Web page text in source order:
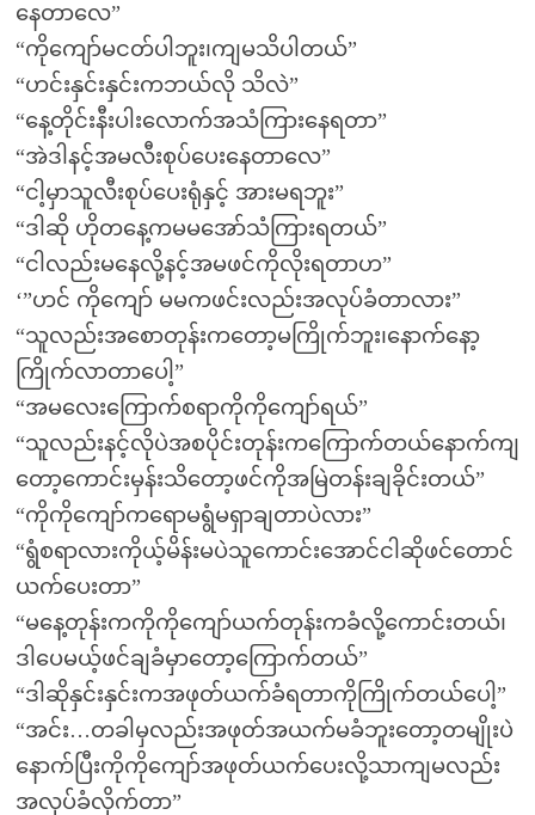
နေတာလေ”
“ကိုကျော်မငတ်ပါဘူး၊ကျမသိပါတယ်”
“ဟင်းနှင်းနှင်းကဘယ်လို သိလဲ”
“နေ့တိုင်းနီးပါးလောက်အသံကြားနေရတာ”
“အဲဒါနင့်အမလီးစုပ်ပေးနေတာလေ”
“ငါ့မှာသူလီးစုပ်ပေးရုံနှင့် အားမရဘူး”
“ဒါဆို ဟိုတနေ့ကမမအော်သံကြားရတယ်”
“ငါလည်းမနေလို့နင့်အမဖင်ကိုလိုးရတာဟ”
‘”ဟင် ကိုကျော် မမကဖင်းလည်းအလုပ်ခံတာလား”
“သူလည်းအစောတုန်းကတော့မကြိုက်ဘူး၊နောက်နော့
ကြိုက်လာတာပေါ့”
“အမလေးကြောက်စရာကိုကိုကျော်ရယ်”
“သူလည်းနင့်လိုပဲအစပိုင်းတုန်းကကြောက်တယ်နောက်ကျ
တော့ကောင်းမှန်းသိတော့ဖင်ကိုအမြဲတန်းချခိုင်းတယ်”
“ကိုကိုကျော်ကရောမရွံမရှာချတာပဲလား”
“ရွံစရာလားကိုယ့်မိန်းမပဲသူကောင်းအောင်ငါဆိုဖင်တောင်
ယက်ပေးတာ”
“မနေ့တုန်းကကိုကိုကျော်ယက်တုန်းကခံလို့ကောင်းတယ်၊
ဒါပေမယ့်ဖင်ချခံမှာတော့ကြောက်တယ်”
“ဒါဆိုနှင်းနှင်းကအဖုတ်ယက်ခံရတာကိုကြိုက်တယ်ပေါ့”
“အင်း…တခါမှလည်းအဖုတ်အယက်မခံဘူးတော့တမျိုးပဲ
နောက်ပြီးကိုကိုကျော်အဖုတ်ယက်ပေးလို့သာကျမလည်း
အလုပ်ခံလိုက်တာ”